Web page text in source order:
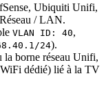
Ubiquiti Unifi,
/ LAN.
VLAN ID: 40,
24).
la borne réseau Unifi,
dédié) lié à la TV